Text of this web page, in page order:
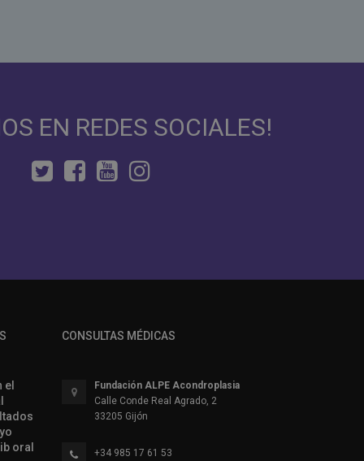
EN REDES SOCIALES!
el
oral
CONSULTAS MÉDICAS
Fundación ALPE Acondroplasia
Calle Conde Real Agrado, 2
33205 Gijón
+34 985 17 61 53